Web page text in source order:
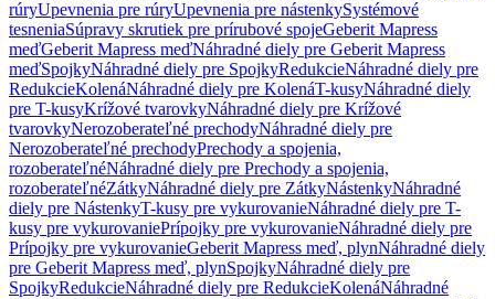
rúryUpevnenia pre rúryUpevnenia pre nástenkySystémové
tesneniaSúpravy skrutiek pre prírubové spojeGeberit Mapress
meďGeberit Mapress meďNáhradné diely pre Geberit Mapress
meďSpojkyNáhradné diely pre SpojkyRedukcieNáhradné diely pre
RedukcieKolenáNáhradné diely pre KolenáT-kusyNáhradné diely
pre T-kusyKrížové tvarovkyNáhradné diely pre Krížové
tvarovkyNerozoberateľné prechodyNáhradné diely pre
Nerozoberateľné prechodyPrechody a spojenia,
rozoberateľnéNáhradné diely pre Prechody a spojenia,
rozoberateľnéZátkyNáhradné diely pre ZátkyNástenkyNáhradné
diely pre NástenkyT-kusy pre vykurovanieNáhradné diely pre T-
kusy pre vykurovaniePrípojky pre vykurovanieNáhradné diely pre
Prípojky pre vykurovanieGeberit Mapress meď, plynNáhradné diely
pre Geberit Mapress meď, plynSpojkyNáhradné diely pre
SpojkyRedukcieNáhradné diely pre RedukcieKolenáNáhradné